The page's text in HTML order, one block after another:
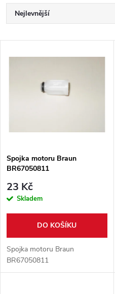
Ř
a
z
í
p
r
o
d
u
Nejlevnější
V
i
s
p
r
d
u
Spojka motoru Braun
BR67050811
23 Kč
Skladem
DO KOŠÍKU
Spojka motoru Braun
BR67050811